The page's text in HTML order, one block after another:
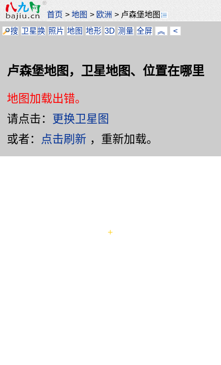
首页 >地图 > 欧洲 > 卢森堡地图
搜 卫星换 照片 地图 地形 3D 测量 全屏 ︽ <
卢森堡地图，卫星地图、位置在哪里
地图加载出错。
请点击： 更换卫星图
或者：
点击刷新 ，重新加载。